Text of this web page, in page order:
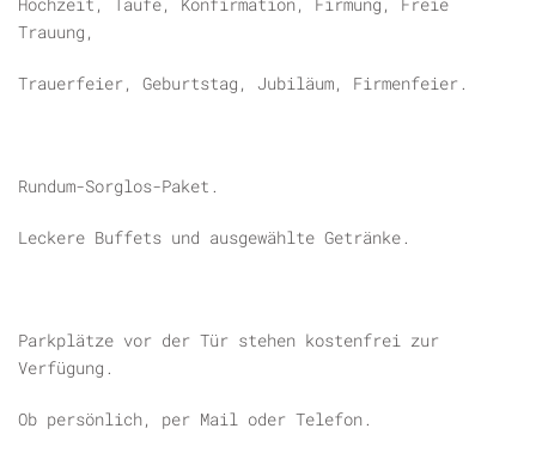
Hochzeit, Taufe, Konfirmation, Firmung, Freie
Trauung,
Trauerfeier, Geburtstag, Jubiläum, Firmenfeier.
Rundum-Sorglos-Paket.
Leckere Buffets und ausgewählte Getränke.
Parkplätze vor der Tür stehen kostenfrei zur
Verfügung.
Ob persönlich, per Mail oder Telefon.